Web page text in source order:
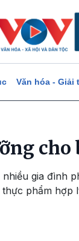
Văn hóa - Giải
cho
gia đình
phẩm